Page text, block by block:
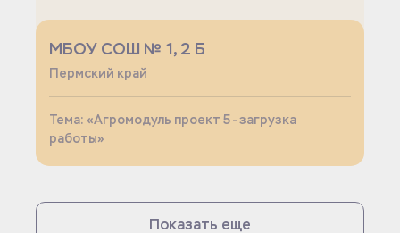
МБОУ СОШ № 1, 2 Б
Пермский край
Тема: «Агромодуль проект 5 - загрузка
работы»
Показать еще